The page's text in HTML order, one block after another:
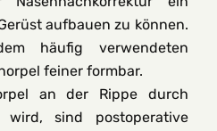
aufbauen zu können.
häufig verwendeten
feiner formbar.
an der Rippe durch
wird, sind postoperative